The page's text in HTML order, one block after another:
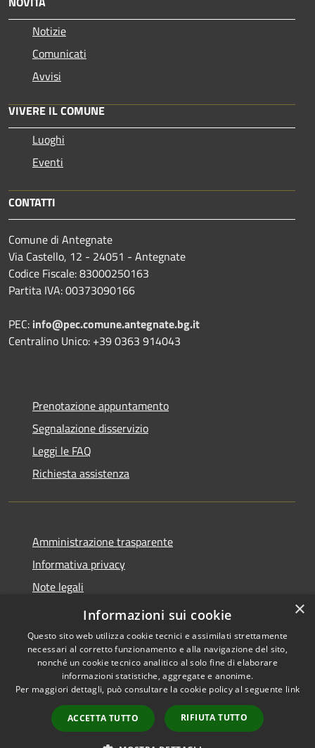
Notizie
Comunicati
Avvisi
VIVERE IL COMUNE
Luoghi
Eventi
CONTATTI
Comune di Antegnate
Via Castello, 12 - 24051 - Antegnate
Codice Fiscale: 83000250163
Partita IVA: 00373090166
PEC: info@pec.comune.antegnate.bg.it
Centralino Unico: +39 0363 914043
Prenotazione appuntamento
Segnalazione disservizio
Leggi le FAQ
Richiesta assistenza
Amministrazione trasparente
Informativa privacy
Note legali
Dichiarazione di accessibilità
Accessibilità
Copyright © 2026 • Comune di
Antegnate • Powered by
Municipium•
Accesso
redazione
×
Informazioni sui cookie
Questo sito web utilizza cookie tecnici e assimilati strettamente
necessari al corretto funzionamento e alla navigazione del sito,
nonché un cookie tecnico analitico al solo fine di elaborare
informazioni statistiche, aggregate e anonime.
Per maggiori dettagli, può consultare la cookie policy al seguente link
ACCETTA TUTTO RIFIUTA TUTTO